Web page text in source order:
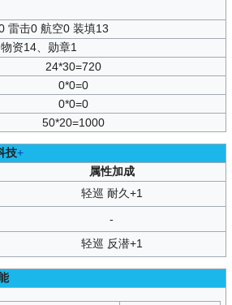
雷击0 航空0 装填13
物资14、勋章1
24*30=720
0*0=0
0*0=0
50*20=1000
技+
属性加成
轻巡 耐久+1
-
轻巡 反潜+1